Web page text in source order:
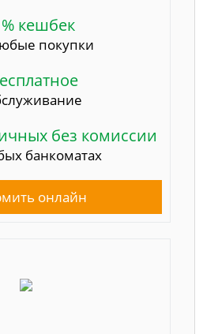
кешбек
покупки
без комиссии
банкоматах
онлайн